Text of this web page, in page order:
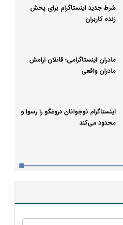
شرط جدید اینستاگرام برای پخش
زنده کاربران
مادران اینستاگرامی؛ قاتلان آرامش
مادران واقعی
اینستاگرام نوجوانان دروغگو را رسوا و
محدود می‌کند